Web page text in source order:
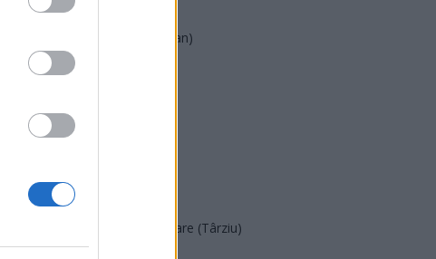
PMP (Tomac)
Forța Dreptei (L. Orban)
PNȚMM
SENS
PACE (Peia)
Acțiunea Conservatoare (Târziu)